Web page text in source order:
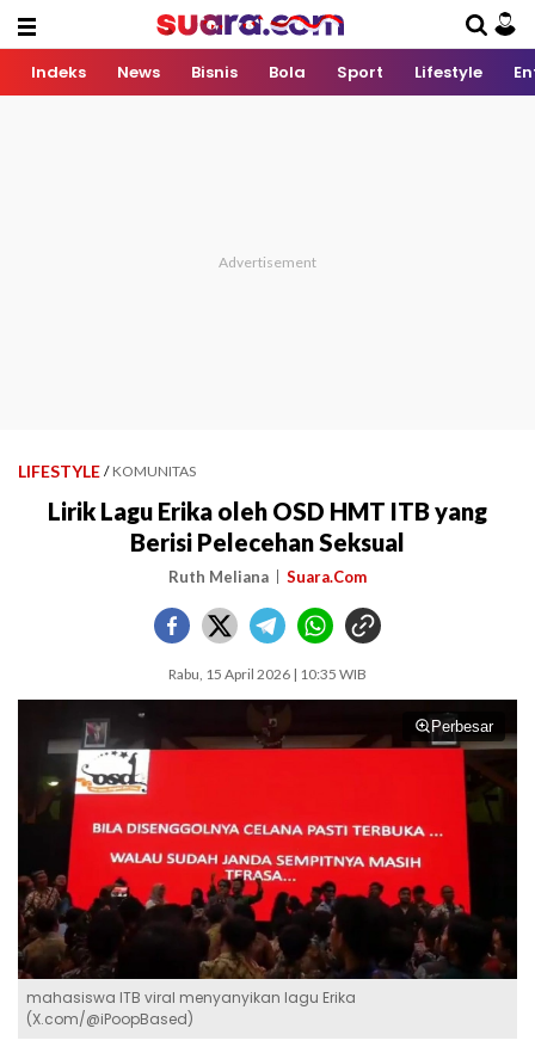
Indeks News Bisnis Bola Sport Lifestyle
LIFESTYLE / KOMUNITAS
Lirik Lagu Erika oleh OSD HMT ITB yang
Berisi Pelecehan Seksual
Ruth Meliana Suara.Com
Rabu, 15 April 2026 | 10:35 WIB
Perbesar
mahasiswa ITB viral menyanyikan lagu Erika
(X.com/@iPoopBased)